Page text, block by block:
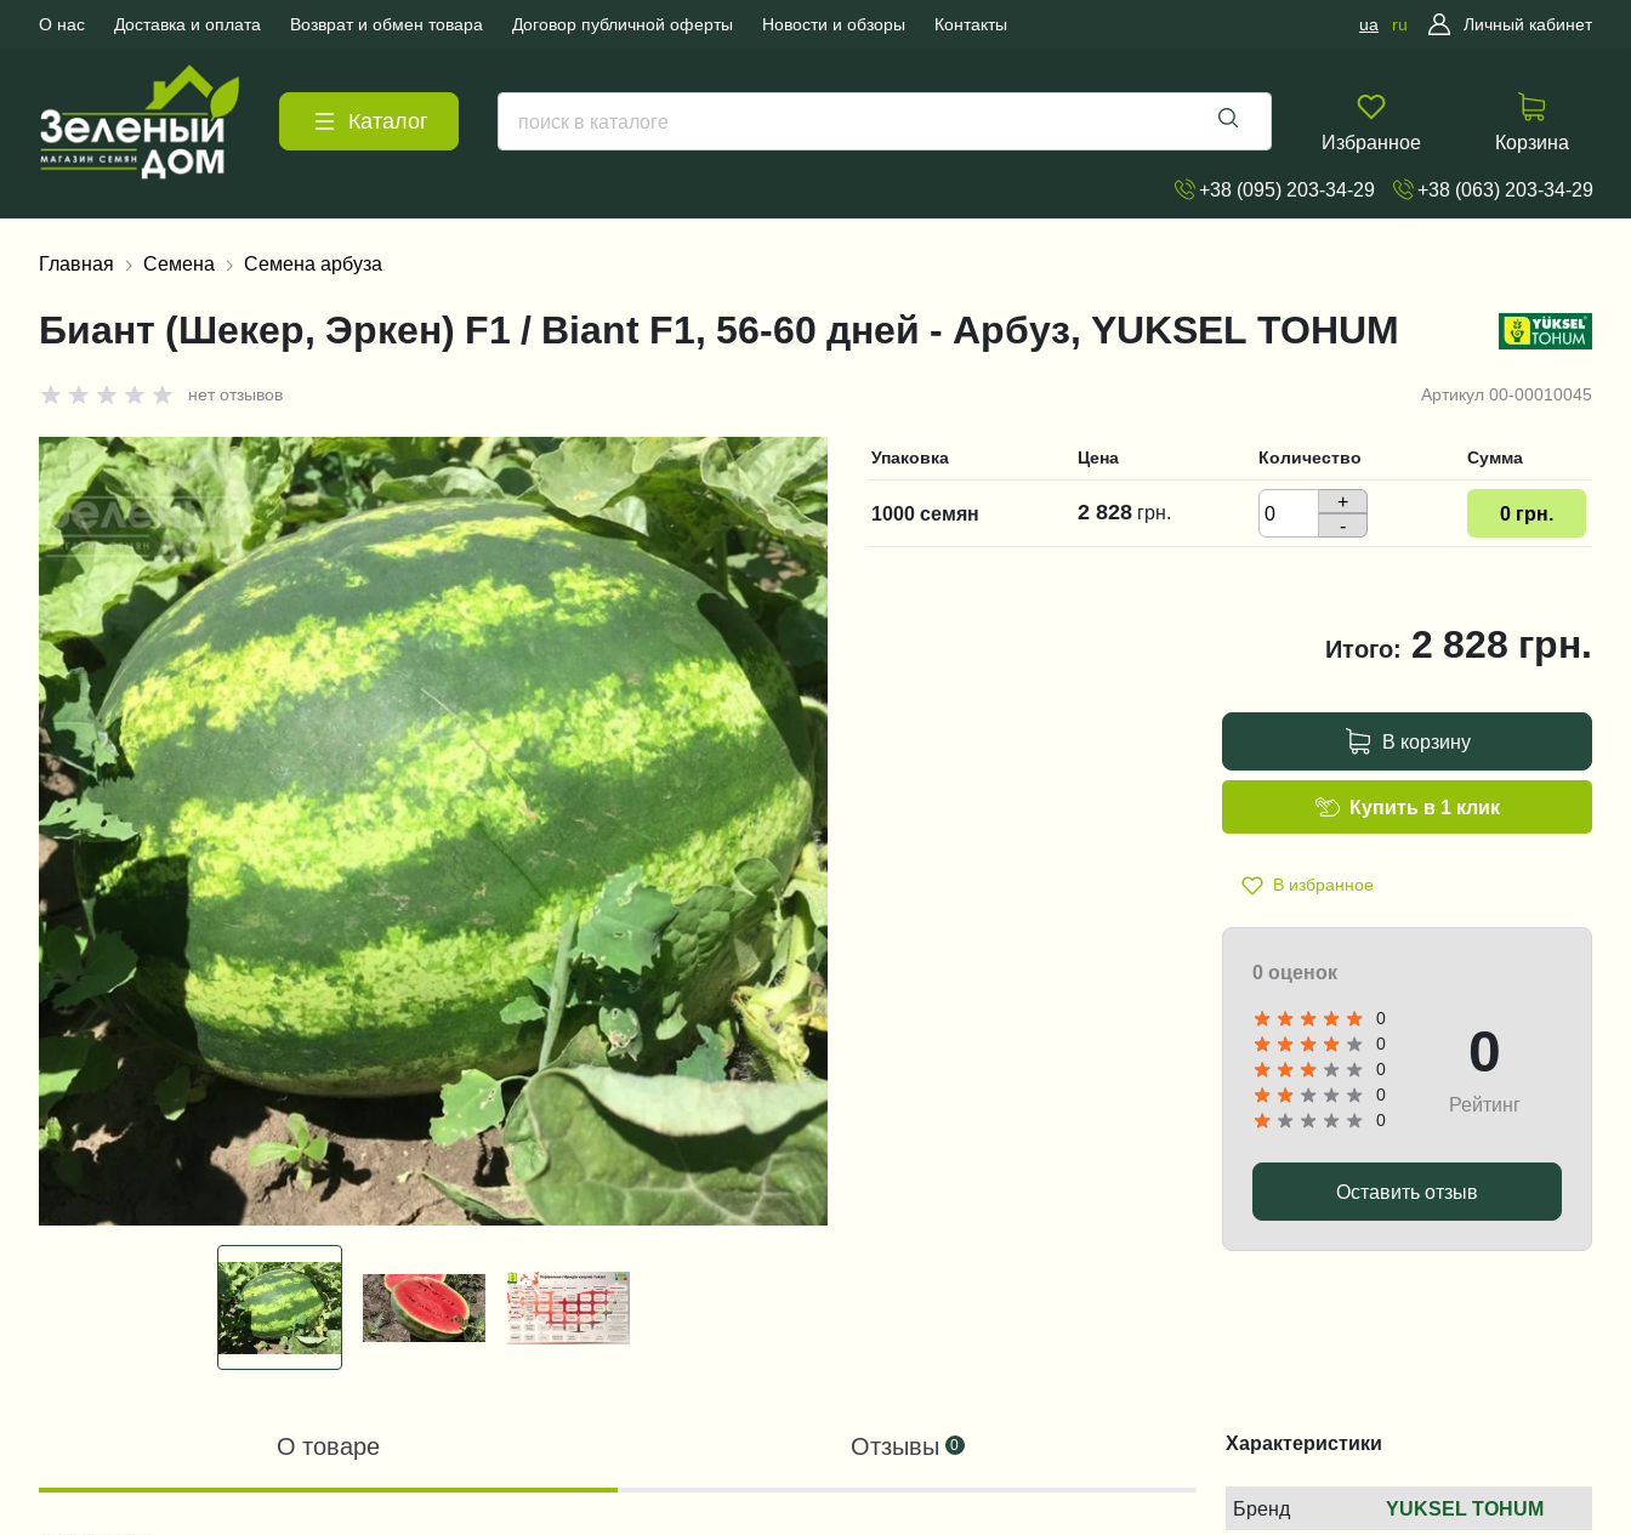
О нас Доставка и оплата Возврат и обмен товара Договор публичной оферты Новости и обзоры Контакты ua ru Личный кабинет
Каталог
Избранное Корзина
+38 (095) 203-34-29 +38 (063) 203-34-29
Главная Семена Семена арбуза
Артикул 00-00010045
Биант (Шекер, Эркен) F1 / Biant F1, 56-60 дней - Арбуз, YUKSEL TOHUM
нет отзывов
Упаковка Цена Количество Сумма
1000 семян 2 828 грн.
+
-
0 грн.
Итого: 2 828 грн.
В корзину
В избранное
Купить в 1 клик
0 оценок
0
0
0
0
0
0
Рейтинг
Оставить отзыв
Характеристики
Бренд YUKSEL TOHUM
О товаре Отзывы 0